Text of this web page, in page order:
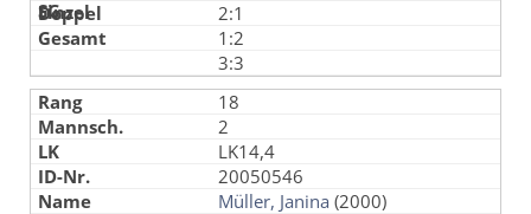
2:1
1:2
3:3
18
2
LK14,4
20050546
Müller, Janina (2000)